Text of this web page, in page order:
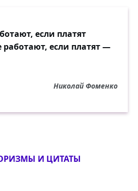
если платят
работают, если платят —
Николай Фоменко
И ЦИТАТЫ